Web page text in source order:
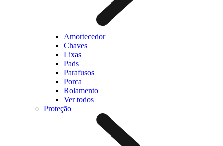
Amortecedor
Chaves
Lixas
Pads
Parafusos
Porca
Rolamento
Ver todos
Proteção